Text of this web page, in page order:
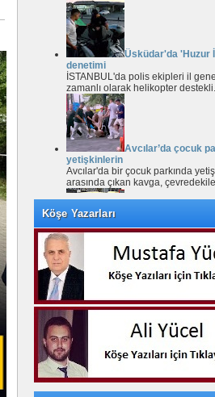
Üsküdar'da 'Huzur
denetimi
İSTANBUL'da polis ekipleri il
zamanlı olarak helikopter
Avcılar’da çocuk
yetişkinlerin
Avcılar'da bir çocuk parkında
arasında çıkan kavga,
Bahçelievler'de
husumetli olduğu şoförü vurup
Bahçelievler’de husumetli olduğu
minibüste bacağından vurdu.
Mekke Anlaşması,
askeri kapasitesini yeniden
kamuoyunun gündemine getirdi
Türkiye, Suudi Arabistan ve
imzalanan Mekke Anlaşması,...
Köşe Yazarları